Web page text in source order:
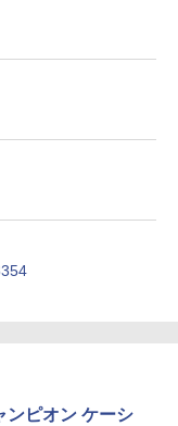
ンピオン ケーシ